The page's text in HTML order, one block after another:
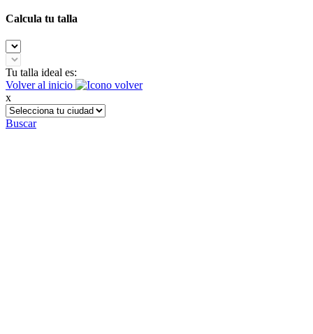
Calcula tu talla
Tu talla ideal es:
Volver al inicio
x
Buscar